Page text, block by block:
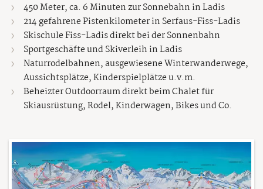
450 Meter, ca. 6 Minuten zur Sonnebahn in Ladis
214 gefahrene Pistenkilometer in Serfaus-Fiss-Ladis
Skischule Fiss-Ladis direkt bei der Sonnenbahn
Sportgeschäfte und Skiverleih in Ladis
Naturrodelbahnen, ausgewiesene Winterwanderwege,
Aussichtsplätze, Kinderspielplätze u.v.m.
Beheizter Outdoorraum direkt beim Chalet für
Skiausrüstung, Rodel, Kinderwagen, Bikes und Co.